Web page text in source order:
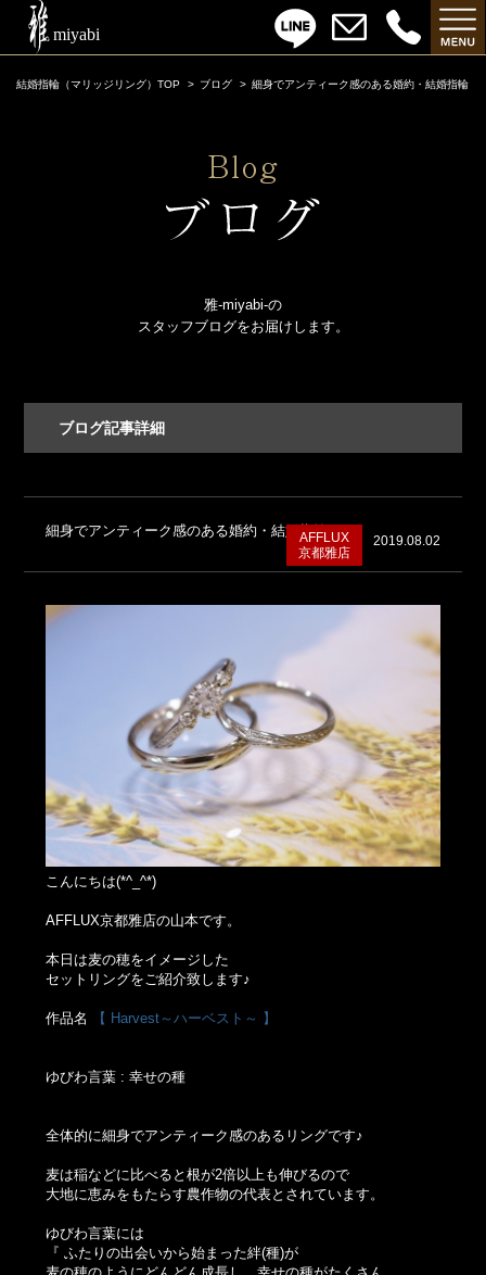
結婚指輪（マリッジリング）TOP ブログ 細身でアンティーク感のある婚約・結婚指輪
雅-miyabi-の
スタッフブログをお届けします。
ブログ記事詳細
細身でアンティーク感のある婚約・結婚指輪
2019.08.02
AFFLUX
京都雅店
こんにちは(*^_^*)
AFFLUX京都雅店の山本です。
本日は麦の穂をイメージした
セットリングをご紹介致します♪
作品名 【 Harvest～ハーベスト～ 】
ゆびわ言葉 : 幸せの種
全体的に細身でアンティーク感のあるリングです♪
麦は稲などに比べると根が2倍以上も伸びるので
大地に恵みをもたらす農作物の代表とされています。
ゆびわ言葉には
『 ふたりの出会いから始まった絆(種)が